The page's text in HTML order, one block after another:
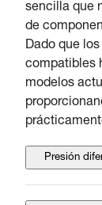
sencilla que
de
Dado que
compatibles
modelos
Presión